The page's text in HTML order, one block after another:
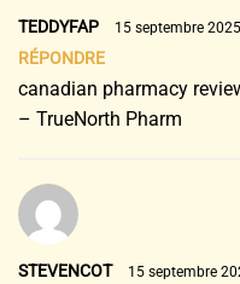
TEDDYFAP 15 septembre
RÉPONDRE
canadian pharmacy
– TrueNorth Pharm
STEVENCOT 15 septembre